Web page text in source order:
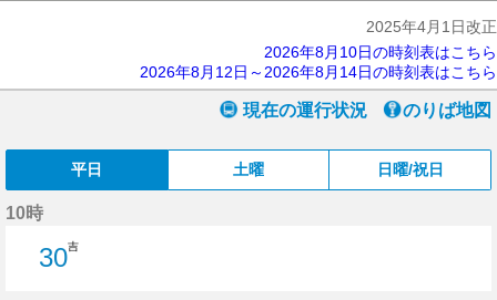
2025年4月1日改正
2026年8月10日の時刻表はこちら
2026年8月12日～2026年8月14日の時刻表はこちら
現在の運行状況 のりば地図
平日 土曜 日曜/祝日
10時
30吉